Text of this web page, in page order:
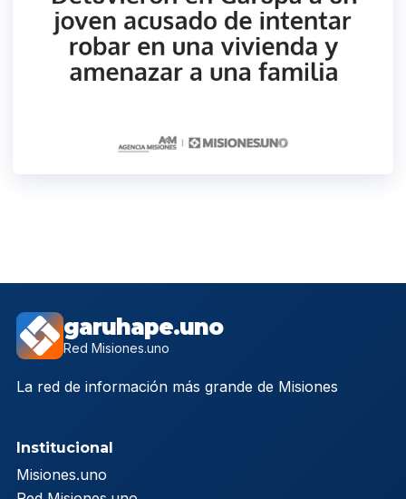
garuhape.uno
Red Misiones.uno
La red de información más grande de Misiones
Institucional
Misiones.uno